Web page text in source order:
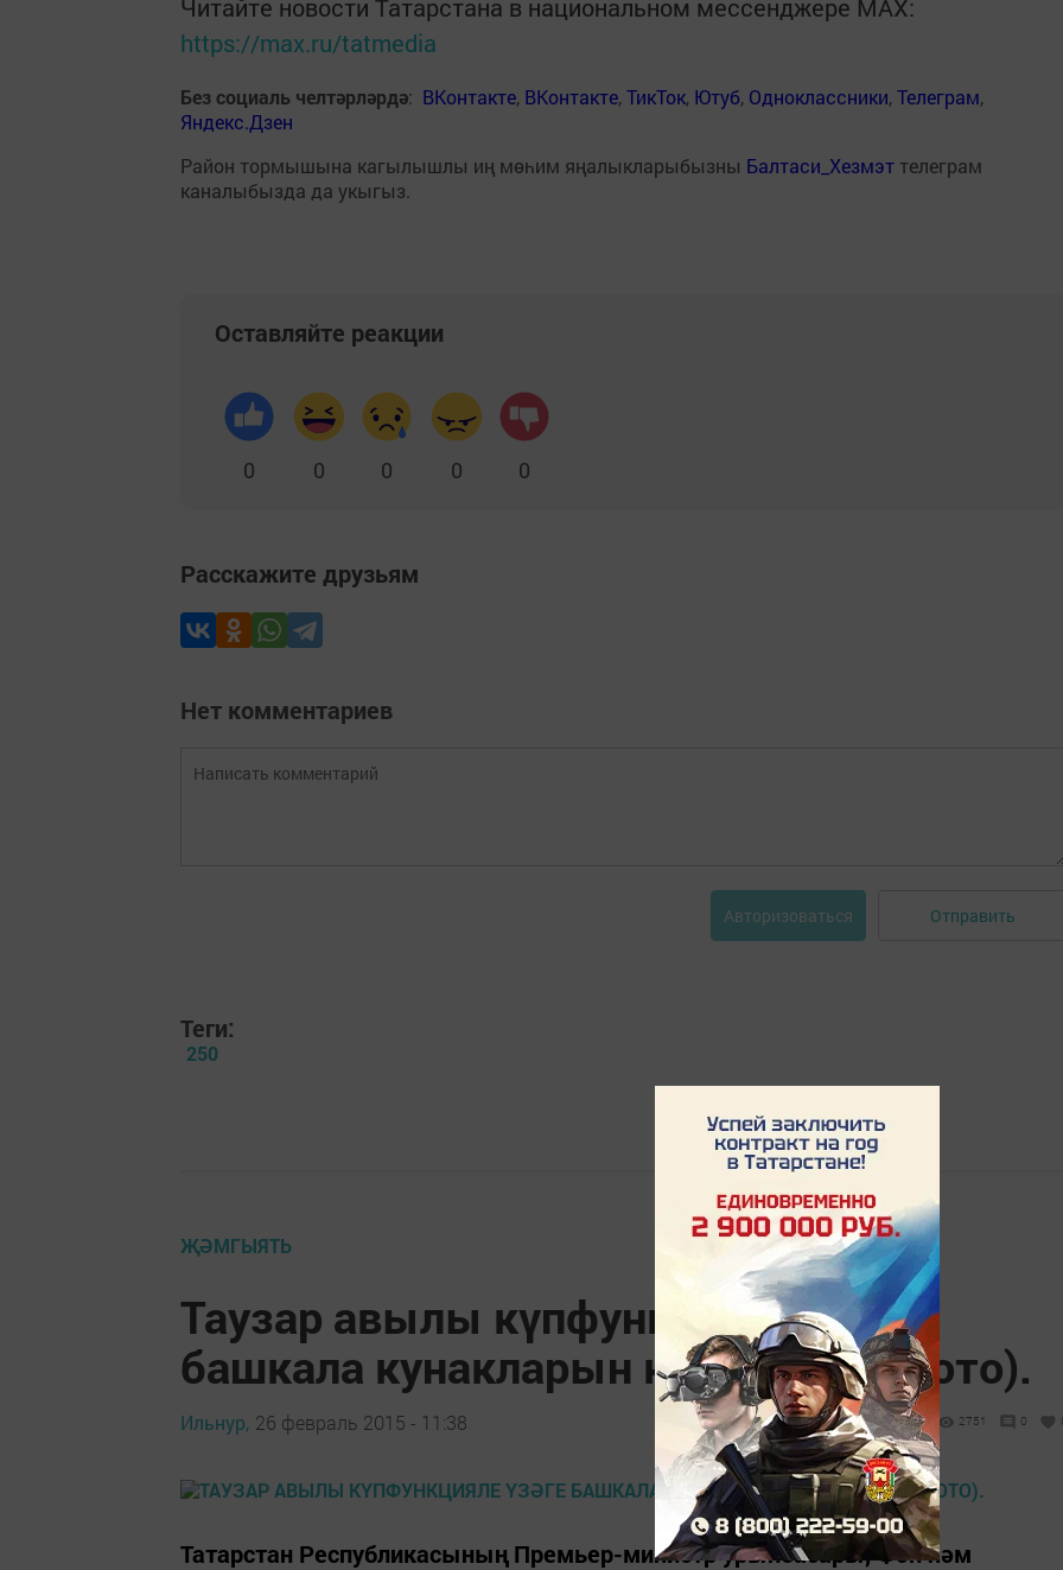
Читайте новости Татарстана в национальном мессенджере MАХ:
https://max.ru/tatmedia
Без социаль челтәрләрдә: ВКонтакте, ВКонтакте,ТикТок, Ютуб, Одноклассники,Телеграм,
Яндекс.Дзен
Район тормышына кагылышлы иң мөһим яңалыкларыбызны Балтаси_Хезмэт телеграм
каналыбызда да укыгыз.
Оставляйте реакции
0 0 0 0 0
Расскажите друзьям
Нет комментариев
Авторизоваться Отправить
Теги:
250
ҖӘМГЫЯТЬ
Таузар авылы күпфункцияле үзәге
башкала кунакларын кабул итте (фото).
Ильнур, 26 февраль 2015 - 11:38 2751 0
Татарстан Республикасының Премьер-министр урынбасары, Фән һәм